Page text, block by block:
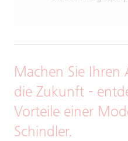
Machen Sie
die Zukunft -
Vorteile einer
Schindler.